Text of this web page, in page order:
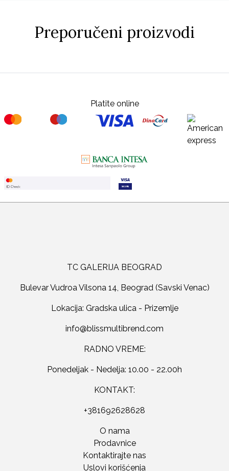
Preporučeni proizvodi
Platite online
TC GALERIJA BEOGRAD
Bulevar Vudroa Vilsona 14, Beograd (Savski Venac)
Lokacija: Gradska ulica - Prizemlje
RADNO VREME:
Ponedeljak - Nedelja: 10.00 - 22.00h
KONTAKT:
+381692628628
O nama
Prodavnice
Kontaktirajte nas
Uslovi korišćenja